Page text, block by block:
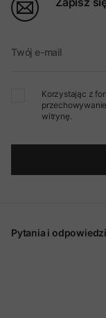
Twój e-mail
Korzystając z
witrynę.
Pytania i odpowiedzi